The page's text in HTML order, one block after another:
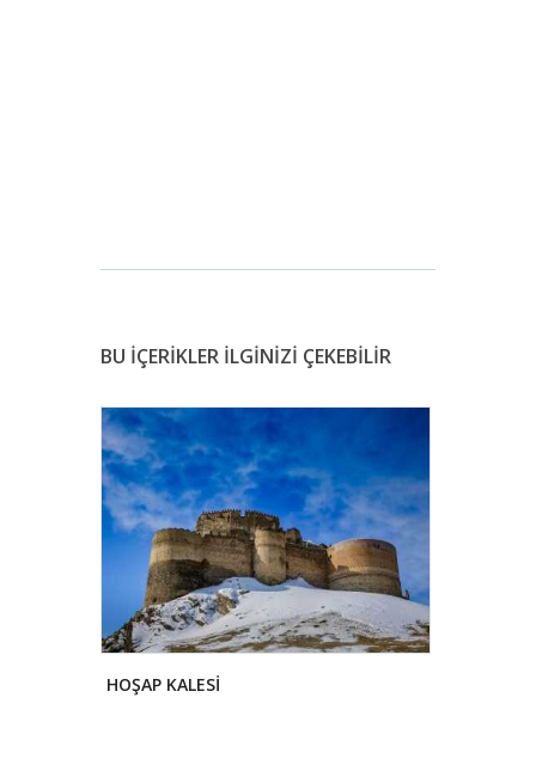
BU İÇERİKLER İLGİNİZİ ÇEKEBİLİR
HOŞAP KALESİ